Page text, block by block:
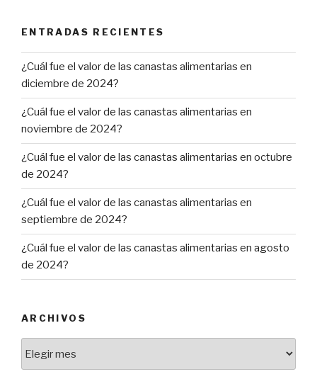
ENTRADAS RECIENTES
¿Cuál fue el valor de las canastas alimentarias en
diciembre de 2024?
¿Cuál fue el valor de las canastas alimentarias en
noviembre de 2024?
¿Cuál fue el valor de las canastas alimentarias en octubre
de 2024?
¿Cuál fue el valor de las canastas alimentarias en
septiembre de 2024?
¿Cuál fue el valor de las canastas alimentarias en agosto
de 2024?
ARCHIVOS